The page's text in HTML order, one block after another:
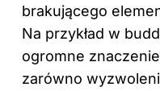
brakującego
Na przykład w
ogromne
zarówno